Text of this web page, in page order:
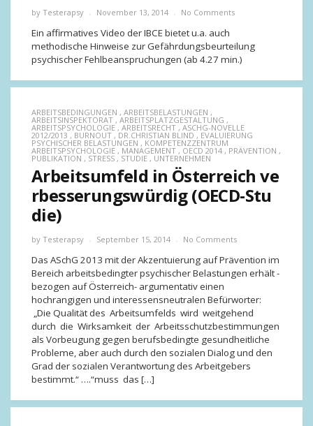
by Testerapsy November 13, 2014 No Comments
Ein affirmatives Video der IBCE bietet u.a. auch
methodische Hinweise zur Gefährdungsbeurteilung
psychischer Fehlbeanspruchungen (ab 4.27 min.)
ARBEITSBEDINGUNGEN , ARBEITSBELASTUNGEN ,
ARBEITSINSPEKTORAT , ARBEITSPLATZGESTALTUNG ,
ARBEITSPSYCHOLOGIE , ARBEITSRECHT , ASCHG-NOVELLE
2012/2013 , BURNOUT , DR.CHRISTIAN BLIND , EVALUIERUNG
PSYCHISCHER BELASTUNGEN , KOMPETENZZENTRUM
ARBEITSPSYCHOLOGIE , MANAGEMENT , OECD 2014 , PRÄVENTION ,
PUBLIKATION , STRESS , STUDIE , UNTERNEHMEN
Arbeitsumfeld in Österreich ve
rbesserungswürdig (OECD-Stu
die)
by Testerapsy September 15, 2014 No Comments
Das ASchG 2013 mit der Akzentuierung auf Prävention im
Bereich arbeitsbedingter psychischer Belastungen erhält -
bezogen auf Österreich- argumentativ einen
hochrangigen und interessensneutralen Befürworter:
„Die Qualität des Arbeitsumfelds wird weitgehend
durch die Wirksamkeit der Arbeitsschutzbestimmungen
als Vorbeugung gegen berufsbedingte gesundheitliche
Probleme, aber auch durch den sozialen Dialog und den
Grad der sozialen Verantwortung des Arbeitgebers
bestimmt.“ ….“muss das […]